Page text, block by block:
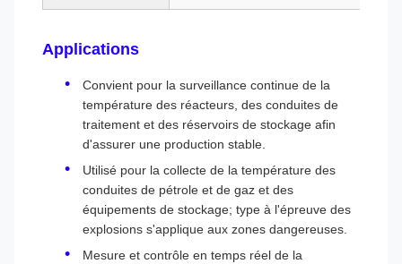
Applications
Convient pour la surveillance continue de la
température des réacteurs, des conduites de
traitement et des réservoirs de stockage afin
d'assurer une production stable.
Utilisé pour la collecte de la température des
conduites de pétrole et de gaz et des
équipements de stockage; type à l'épreuve des
explosions s'applique aux zones dangereuses.
Mesure et contrôle en temps réel de la